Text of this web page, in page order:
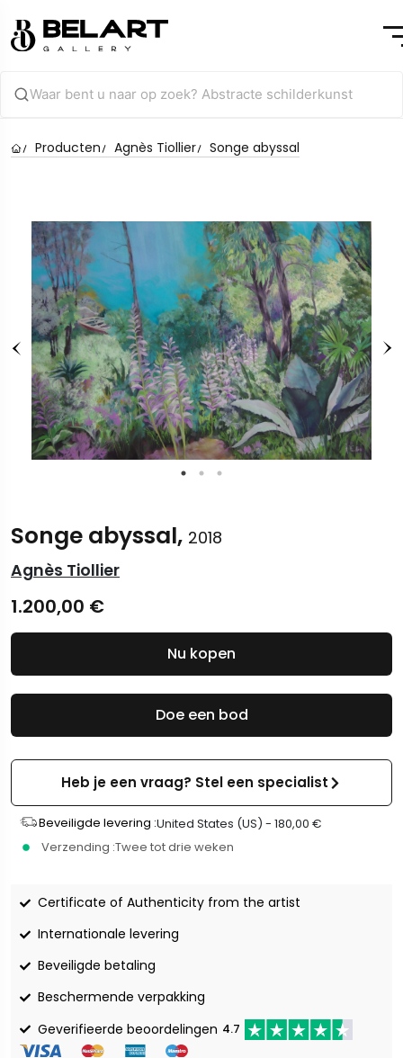
Producten Agnès Tiollier Songe abyssal
Songe abyssal, 2018
Agnès Tiollier
1.200,00 €
Doe een bod
Heb je een vraag? Stel een specialist
Beveiligde levering :United States (US) - 180,00 €
Verzending :Twee tot drie weken
Certificate of Authenticity from the artist
Internationale levering
Beveiligde betaling
Beschermende verpakking
Geverifieerde beoordelingen 4.7
Nu kopen